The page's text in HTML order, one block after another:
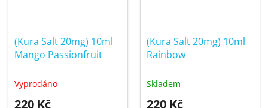
(Kura Salt 20mg) 10ml
Mango Passionfruit
Vyprodáno
220 Kč
(Kura Salt 20mg) 10ml
Rainbow
Skladem
220 Kč